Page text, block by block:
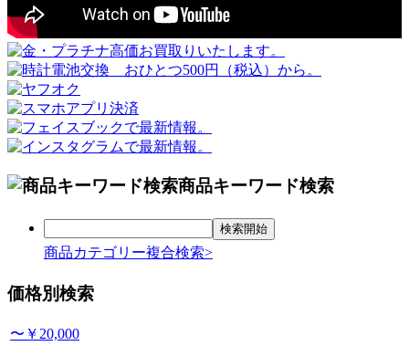
商品キーワード検索
商品カテゴリー複合検索>
価格別検索
〜￥20,000